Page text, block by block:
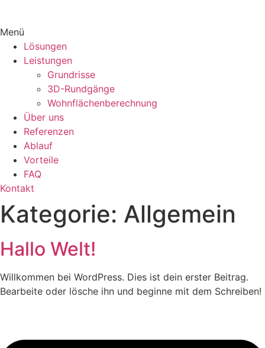
Menü
Lösungen
Leistungen
Grundrisse
3D-Rundgänge
Wohnflächenberechnung
Über uns
Referenzen
Ablauf
Vorteile
FAQ
Kontakt
Kategorie: Allgemein
Hallo Welt!
Willkommen bei WordPress. Dies ist dein erster Beitrag.
Bearbeite oder lösche ihn und beginne mit dem Schreiben!